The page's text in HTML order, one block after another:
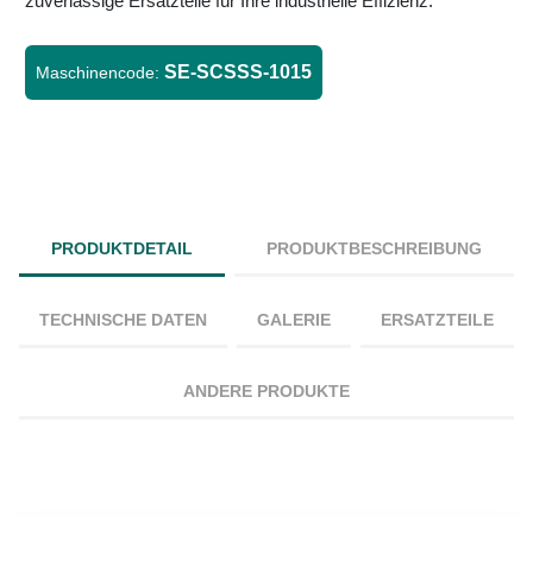
Maschinencode: SE-SCSSS-1015
PRODUKTDETAIL PRODUKTBESCHREIBUNG
TECHNISCHE DATEN GALERIE ERSATZTEILE
ANDERE PRODUKTE